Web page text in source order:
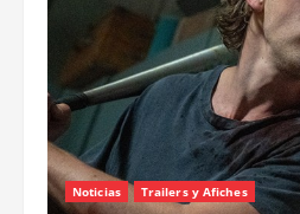
Noticias Trailers y Afiches